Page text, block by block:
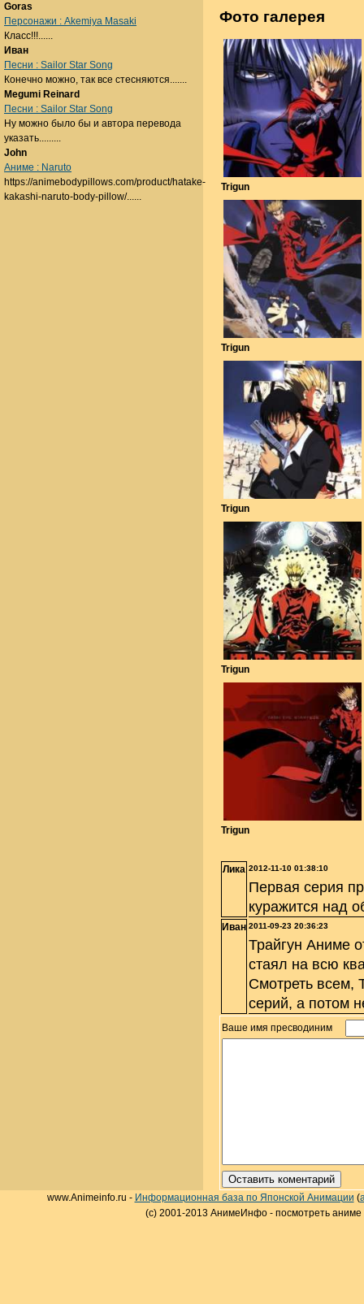
Фото галерея
Trigun
Trigun
Trigun
Trigun
Trigun
Лика 2012-11-10 01:38:10
Первая серия
куражится над
Иван 2011-09-23 20:36:23
Трайгун Аниме
стаял на всю
Смотреть всем,
серий, а потом
Ваше имя пресводиним
Goras
Персонажи : Akemiya Masaki
Класс!!!......
Иван
Песни : Sailor Star Song
Конечно можно, так все стесняются.......
Megumi Reinard
Песни : Sailor Star Song
Ну можно было бы и автора перевода
указать.........
John
Аниме : Naruto
https://animebodypillows.com/product/hatake-
kakashi-naruto-body-pillow/......
www.Animeinfo.ru - Информационная база по Японской Анимации (
(c) 2001-2013 АнимеИнфо - посмотреть аниме